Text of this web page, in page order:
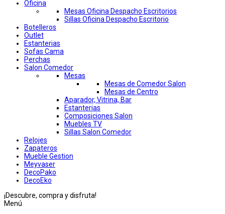
Oficina
Mesas Oficina Despacho Escritorios
Sillas Oficina Despacho Escritorio
Botelleros
Outlet
Estanterias
Sofas Cama
Perchas
Salon Comedor
Mesas
Mesas de Comedor Salon
Mesas de Centro
Aparador, Vitrina, Bar
Estanterias
Composiciones Salon
Muebles TV
Sillas Salon Comedor
Relojes
Zapateros
Mueble Gestion
Meyvaser
DecoPako
DecoEko
¡Descubre, compra y disfruta!
Menú